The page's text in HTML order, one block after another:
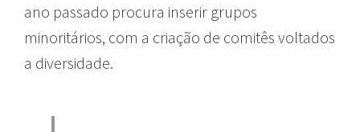
ano passado procura inserir grupos
minoritários, com a criação de comitês voltados
a diversidade.